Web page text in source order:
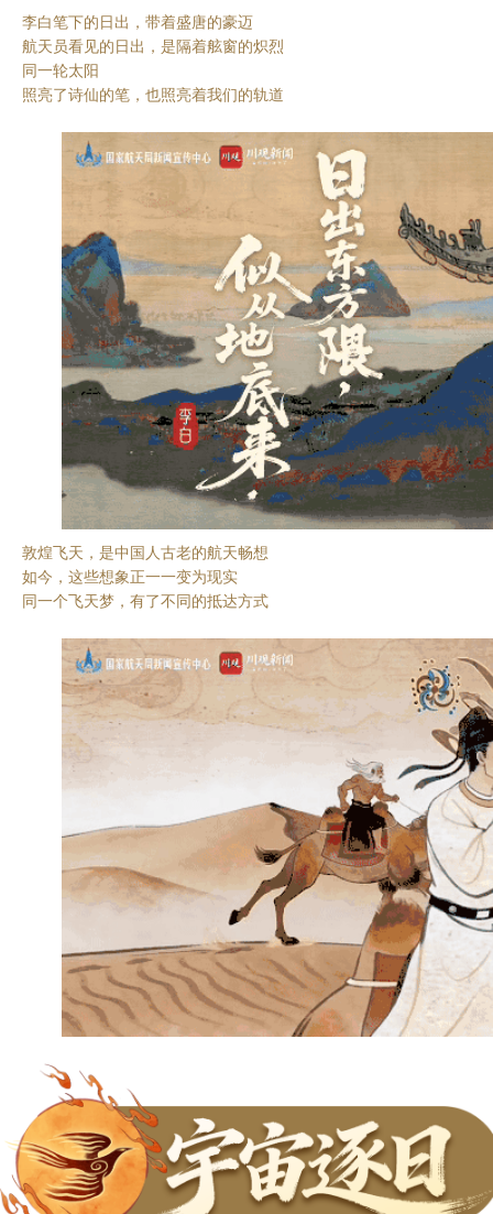
李白笔下的日出，带着盛唐的豪迈
航天员看见的日出，是隔着舷窗的炽烈
同一轮太阳
照亮了诗仙的笔，也照亮着我们的轨道
敦煌飞天，是中国人古老的航天畅想
如今，这些想象正一一变为现实
同一个飞天梦，有了不同的抵达方式